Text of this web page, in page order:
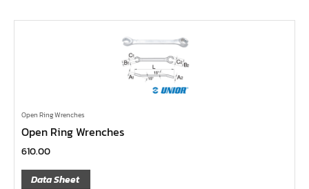
ด้ามฟรี หัวกลม ด้ามเรียบ 1/4", 3/8", 1/2"
ด้ามฟรี หัวกลม ด้ามเหล็ก 1/4", 3/8", 1/2", 1"
ด้ามฟรี ยาง คอพับ กดปุ่ม
ด้ามฟรี ด้ามเรียบ คอพับ กดปุ่ม
ด้ามฟรี ด้ามเหล็ก คอพับ กดปุ่ม
ด้ามฟรี ยาง คอพับ
ด้ามฟรี ด้ามเรียบ คอพับ
ด้ามฟรี ด้ามเหล็ก คอพับ
Open Ring Wrenches
Open Ring Wrenches
610.00
Data Sheet